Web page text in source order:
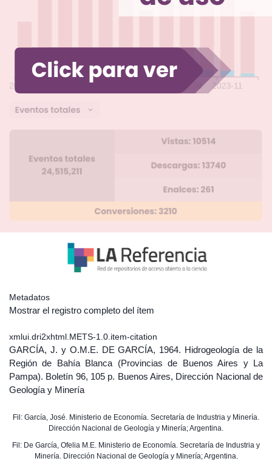
Metadatos
Mostrar el registro completo del ítem
xmlui.dri2xhtml.METS-1.0.item-citation
GARCÍA, J. y O.M.E. DE GARCÍA, 1964. Hidrogeología de la
Región de Bahía Blanca (Provincias de Buenos Aires y La
Pampa). Boletín 96, 105 p. Buenos Aires, Dirección Nacional de
Geología y Minería
Fil: García, José. Ministerio de Economía. Secretaría de Industria y Minería.
Dirección Nacional de Geología y Minería; Argentina.
Fil: De García, Ofelia M.E. Ministerio de Economía. Secretaría de Industria y
Minería. Dirección Nacional de Geología y Minería; Argentina.